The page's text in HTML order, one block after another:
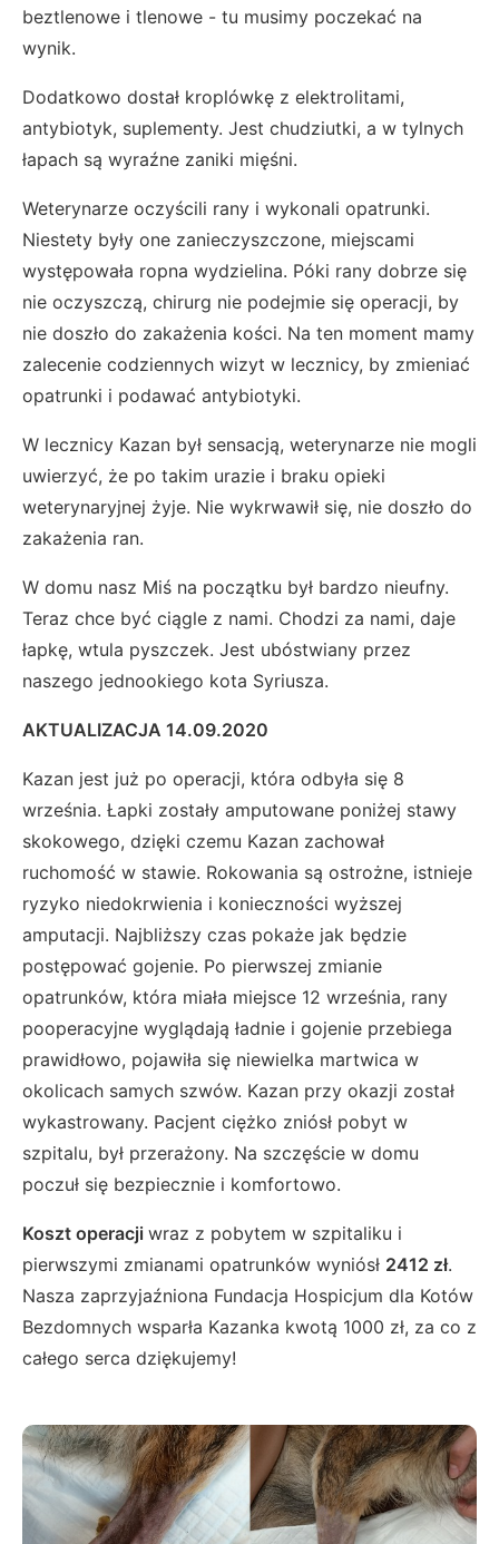
beztlenowe i tlenowe - tu musimy poczekać na
wynik.
Dodatkowo dostał kroplówkę z elektrolitami,
antybiotyk, suplementy. Jest chudziutki, a w tylnych
łapach są wyraźne zaniki mięśni.
Weterynarze oczyścili rany i wykonali opatrunki.
Niestety były one zanieczyszczone, miejscami
występowała ropna wydzielina. Póki rany dobrze się
nie oczyszczą, chirurg nie podejmie się operacji, by
nie doszło do zakażenia kości. Na ten moment mamy
zalecenie codziennych wizyt w lecznicy, by zmieniać
opatrunki i podawać antybiotyki.
W lecznicy Kazan był sensacją, weterynarze nie mogli
uwierzyć, że po takim urazie i braku opieki
weterynaryjnej żyje. Nie wykrwawił się, nie doszło do
zakażenia ran.
W domu nasz Miś na początku był bardzo nieufny.
Teraz chce być ciągle z nami. Chodzi za nami, daje
łapkę, wtula pyszczek. Jest ubóstwiany przez
naszego jednookiego kota Syriusza.
AKTUALIZACJA 14.09.2020
Kazan jest już po operacji, która odbyła się 8
września. Łapki zostały amputowane poniżej stawy
skokowego, dzięki czemu Kazan zachował
ruchomość w stawie. Rokowania są ostrożne, istnieje
ryzyko niedokrwienia i konieczności wyższej
amputacji. Najbliższy czas pokaże jak będzie
postępować gojenie. Po pierwszej zmianie
opatrunków, która miała miejsce 12 września, rany
pooperacyjne wyglądają ładnie i gojenie przebiega
prawidłowo, pojawiła się niewielka martwica w
okolicach samych szwów. Kazan przy okazji został
wykastrowany. Pacjent ciężko zniósł pobyt w
szpitalu, był przerażony. Na szczęście w domu
poczuł się bezpiecznie i komfortowo.
Koszt operacji wraz z pobytem w szpitaliku i
pierwszymi zmianami opatrunków wyniósł 2412 zł.
Nasza zaprzyjaźniona Fundacja Hospicjum dla Kotów
Bezdomnych wsparła Kazanka kwotą 1000 zł, za co z
całego serca dziękujemy!